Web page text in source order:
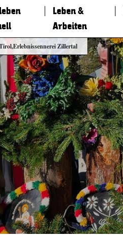
Leben &
Arbeiten
Zillertal